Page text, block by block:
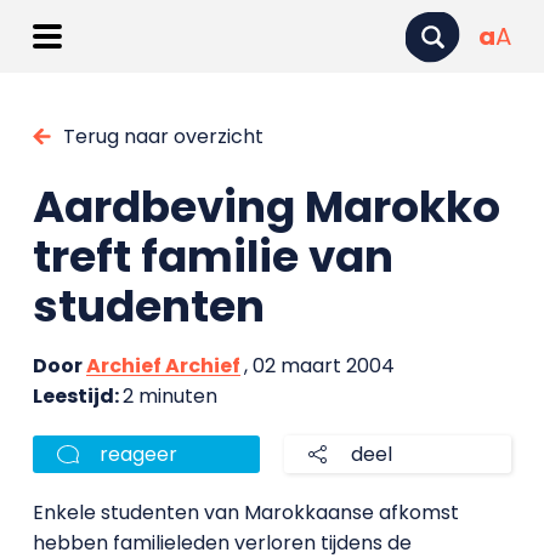
aA
Terug naar overzicht
Aardbeving Marokko
treft familie van
studenten
DoorArchief Archief, 02 maart 2004
Leestijd:2 minuten
reageer deel
Enkele studenten van Marokkaanse afkomst
hebben familieleden verloren tijdens de